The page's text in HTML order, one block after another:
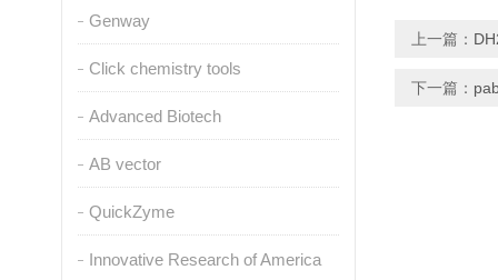
Genway
Click chemistry tools
Advanced Biotech
AB vector
QuickZyme
Innovative Research of America
上一篇：
下一篇：